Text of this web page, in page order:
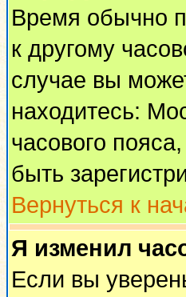
Время обычно
к другому
случае вы
находитесь:
часового
быть
Вернуться к
Я изменил
Если вы